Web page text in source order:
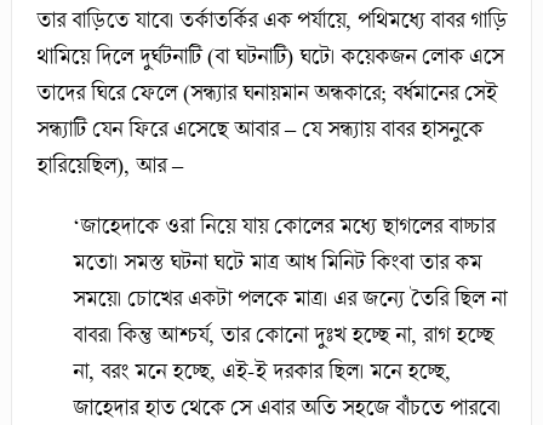
তার বাড়িতে যাবে। তর্কাতর্কির এক পর্যায়ে, পথিমধ্যে বাবর গাড়ি
থামিয়ে দিলে দুর্ঘটনাটি (বা ঘটনাটি) ঘটে। কয়েকজন লোক এসে
তাদের ঘিরে ফেলে (সন্ধ্যার ঘনায়মান অন্ধকারে; বর্ধমানের সেই
সন্ধ্যাটি যেন ফিরে এসেছে আবার – যে সন্ধ্যায় বাবর হাসনুকে
হারিয়েছিল), আর –
‘জাহেদাকে ওরা নিয়ে যায় কোলের মধ্যে ছাগলের বাচ্চার
মতো। সমস্ত ঘটনা ঘটে মাত্র আধ মিনিট কিংবা তার কম
সময়ে। চোখের একটা পলকে মাত্র। এর জন্যে তৈরি ছিল না
বাবর। কিন্তু আশ্চর্য, তার কোনো দুঃখ হচ্ছে না, রাগ হচ্ছে
না, বরং মনে হচ্ছে, এই-ই দরকার ছিল। মনে হচ্ছে,
জাহেদার হাত থেকে সে এবার অতি সহজে বাঁচতে পারবে।